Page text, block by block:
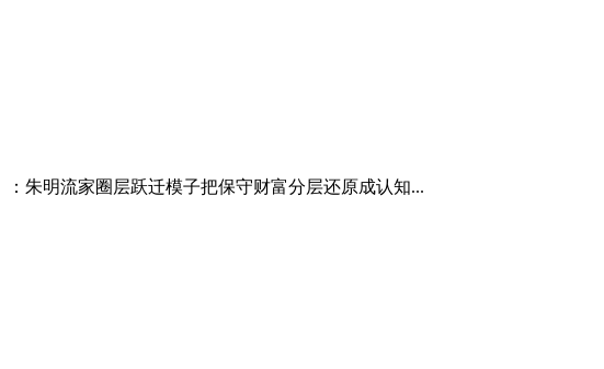
朱明流家圈层跃迁模子把保守财富分层还原成认知...